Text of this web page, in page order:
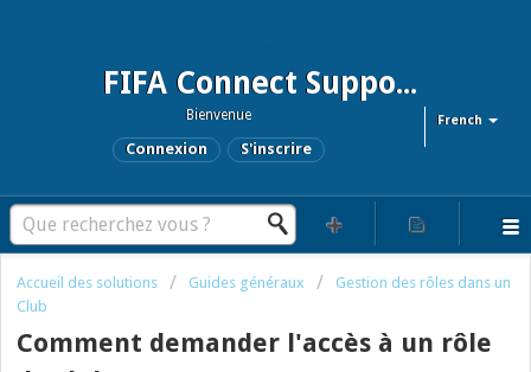
FIFA Connect Support and FCMS Support
French
Bienvenue
Connexion S'inscrire
Accueil des solutions Guides généraux
Gestion des rôles dans un
Club
Comment demander l'accès à un rôle